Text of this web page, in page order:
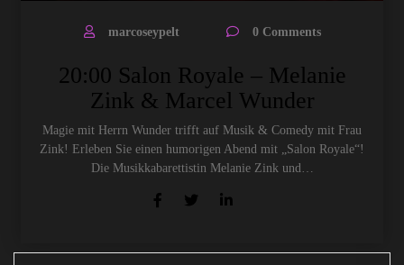
marcoseypelt 0 Comments
20:00 Salon Royale – Melanie
Zink & Marcel Wunder
Magie mit Herrn Wunder trifft auf Musik & Comedy mit Frau
Zink! Erleben Sie einen humorigen Abend mit „Salon Royale“!
Die Musikkabarettistin Melanie Zink und…